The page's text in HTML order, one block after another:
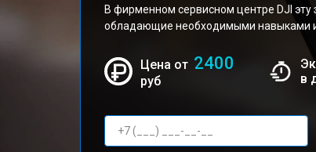
В фирменном сервисном центре DJI
обладающие необходимыми навыками и
Цена от 2400
руб
в